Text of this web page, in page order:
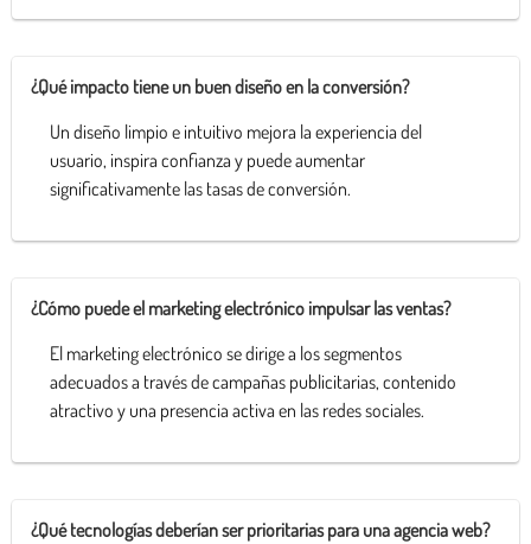
¿Qué impacto tiene un buen diseño en la conversión?
Un diseño limpio e intuitivo mejora la experiencia del
usuario, inspira confianza y puede aumentar
significativamente las tasas de conversión.
¿Cómo puede el marketing electrónico impulsar las ventas?
El marketing electrónico se dirige a los segmentos
adecuados a través de campañas publicitarias, contenido
atractivo y una presencia activa en las redes sociales.
¿Qué tecnologías deberían ser prioritarias para una agencia web?